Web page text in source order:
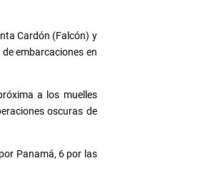
Cardón (Falcón) y
embarcaciones en
a los muelles
oscuras de
Panamá, 6 por las